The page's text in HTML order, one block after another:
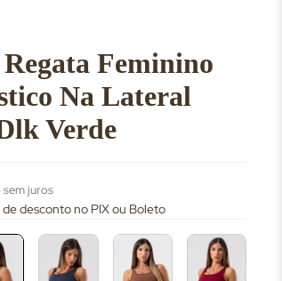
Feminino
Na Lateral
Verde
sem juros
de desconto no PIX ou Boleto